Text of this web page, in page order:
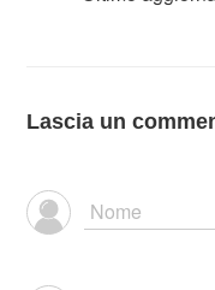
Lascia un